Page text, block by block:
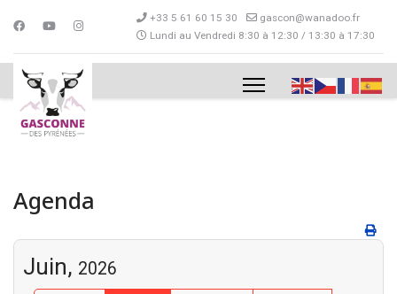
+33 5 61 60 15 30
gascon@wanadoo.fr
Lundi au Vendredi 8:30 à 12:30 / 13:30 à 17:30
Agenda
Juin, 2026